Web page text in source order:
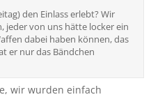
den Einlass erlebt? Wir
jeder von uns hätte locker ein
dabei haben können, das
er nur das Bändchen
wir wurden einfach